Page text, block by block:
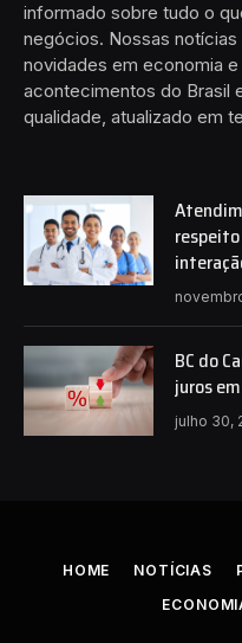
informado sobre tudo o
negócios. Nossas
novidades em economia
acontecimentos do Brasil
qualidade, atualizado em
BC do
juros
julho 30,
HOME NOTÍCIAS